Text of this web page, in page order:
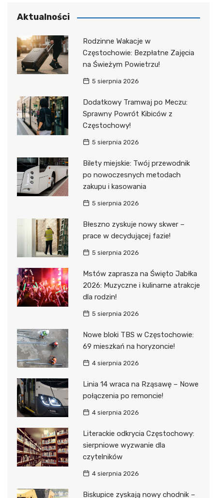
Aktualności
Rodzinne Wakacje w
Częstochowie: Bezpłatne Zajęcia
na Świeżym Powietrzu!
5 sierpnia 2026
Dodatkowy Tramwaj po Meczu:
Sprawny Powrót Kibiców z
Częstochowy!
5 sierpnia 2026
Bilety miejskie: Twój przewodnik
po nowoczesnych metodach
zakupu i kasowania
5 sierpnia 2026
Błeszno zyskuje nowy skwer –
prace w decydującej fazie!
5 sierpnia 2026
Mstów zaprasza na Święto Jabłka
2026: Muzyczne i kulinarne atrakcje
dla rodzin!
5 sierpnia 2026
Nowe bloki TBS w Częstochowie:
69 mieszkań na horyzoncie!
4 sierpnia 2026
Linia 14 wraca na Rząsawę – Nowe
połączenia po remoncie!
4 sierpnia 2026
Literackie odkrycia Częstochowy:
sierpniowe wyzwanie dla
czytelników
4 sierpnia 2026
Biskupice zyskają nowy chodnik –